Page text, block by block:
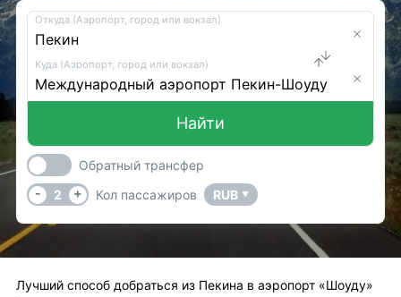
Откуда (Аэропорт, город или вокзал)
Куда (Аэропорт, город или вокзал)
Найти
Обратный трансфер
-
2 + Кол пассажиров RUB ▼
Лучший способ добраться из Пекина в аэропорт «Шоуду»